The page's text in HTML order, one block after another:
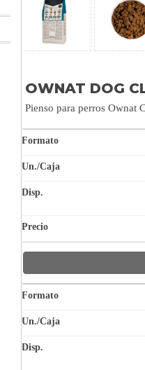
OWNAT DOG
Pienso para perros Ownat